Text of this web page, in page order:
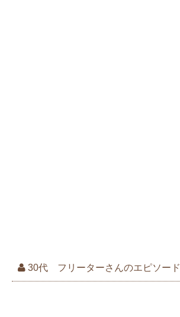
30代 フリーターさんのエピソード